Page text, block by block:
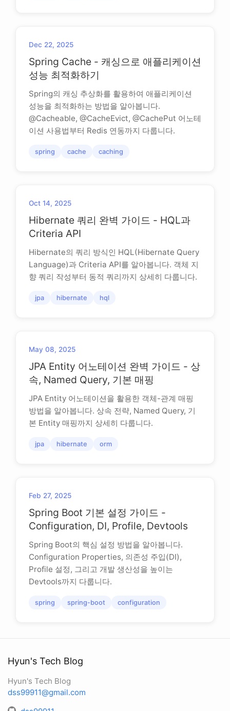
Dec 22, 2025
Spring Cache - 캐싱으로 애플리케이션
성능 최적화하기
Spring의 캐싱 추상화를 활용하여 애플리케이션
성능을 최적화하는 방법을 알아봅니다.
@Cacheable, @CacheEvict, @CachePut 어노테
이션 사용법부터 Redis 연동까지 다룹니다.
spring cache caching
Oct 14, 2025
Hibernate 쿼리 완벽 가이드 - HQL과
Criteria API
Hibernate의 쿼리 방식인 HQL(Hibernate Query
Language)과 Criteria API를 알아봅니다. 객체 지
향 쿼리 작성부터 동적 쿼리까지 상세히 다룹니다.
jpa hibernate hql
May 08, 2025
JPA Entity 어노테이션 완벽 가이드 - 상
속, Named Query, 기본 매핑
JPA Entity 어노테이션을 활용한 객체-관계 매핑
방법을 알아봅니다. 상속 전략, Named Query, 기
본 Entity 매핑까지 상세히 다룹니다.
jpa hibernate orm
Feb 27, 2025
Spring Boot 기본 설정 가이드 -
Configuration, DI, Profile, Devtools
Spring Boot의 핵심 설정 방법을 알아봅니다.
Configuration Properties, 의존성 주입(DI),
Profile 설정, 그리고 개발 생산성을 높이는
Devtools까지 다룹니다.
spring spring-boot configuration
Hyun's Tech Blog
Hyun's Tech Blog
dss99911@gmail.com